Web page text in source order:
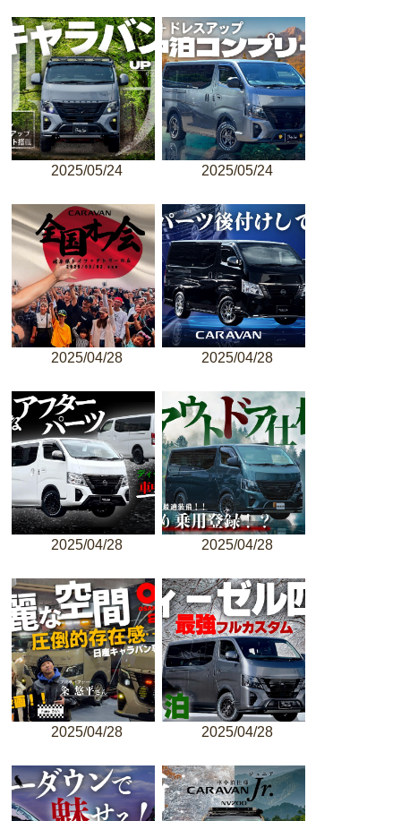
2025/05/24 2025/05/24
2025/04/28 2025/04/28
2025/04/28 2025/04/28
2025/04/28 2025/04/28